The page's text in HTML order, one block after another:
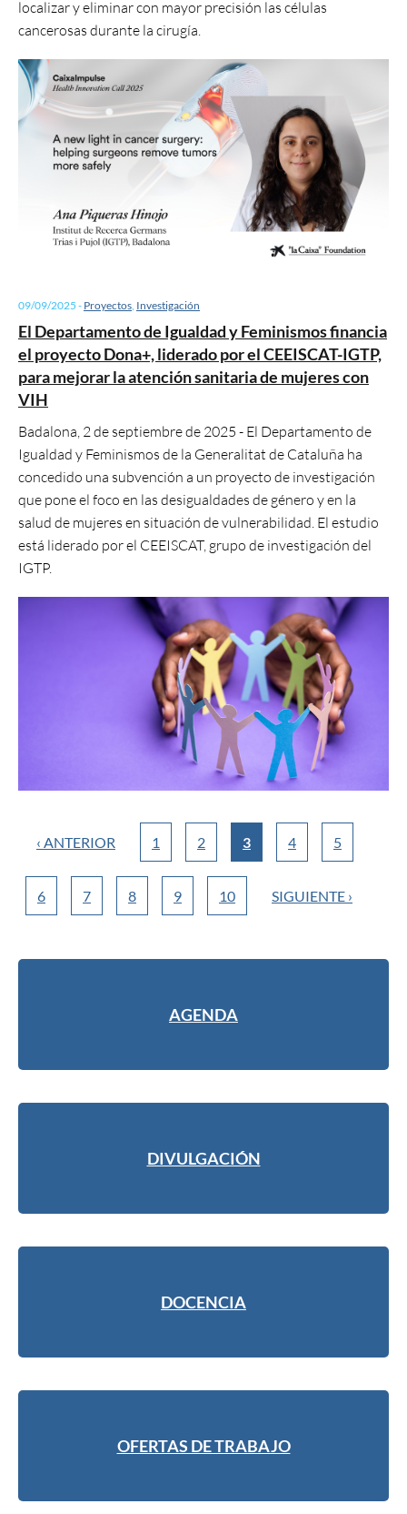
localizar y eliminar con mayor precisión las células
cancerosas durante la cirugía.
09/09/2025 - Proyectos Investigación
El Departamento de Igualdad y Feminismos financia
el proyecto Dona+, liderado por el CEEISCAT-IGTP,
para mejorar la atención sanitaria de mujeres con
VIH
Badalona, 2 de septiembre de 2025 - El Departamento de
Igualdad y Feminismos de la Generalitat de Cataluña ha
concedido una subvención a un proyecto de investigación
que pone el foco en las desigualdades de género y en la
salud de mujeres en situación de vulnerabilidad. El estudio
está liderado por el CEEISCAT, grupo de investigación del
IGTP.
‹ ANTERIOR 1 2 3 4 5
6 7 8 9 10 SIGUIENTE ›
AGENDA
DIVULGACIÓN
DOCENCIA
OFERTAS DE TRABAJO